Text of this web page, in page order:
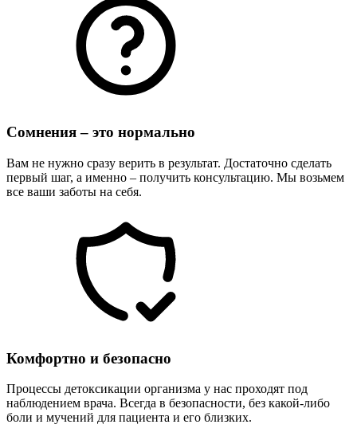
Сомнения – это нормально
Вам не нужно сразу верить в результат. Достаточно сделать
первый шаг, а именно – получить консультацию. Мы возьмем
все ваши заботы на себя.
Комфортно и безопасно
Процессы детоксикации организма у нас проходят под
наблюдением врача. Всегда в безопасности, без какой-либо
боли и мучений для пациента и его близких.